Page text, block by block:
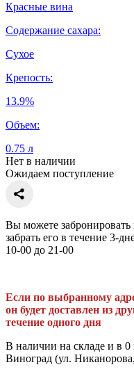
Красные вина
Содержание сахара:
Сухое
Крепость:
13.9%
Объем:
0.75 л
Нет в наличии
Ожидаем поступление
Вы можете
забрать его в течение 3-
10-00 до 21-00
Если по выбранному
он будет доставлен из
течение одного дня
В наличии на складе и в 0
Виноград (ул.